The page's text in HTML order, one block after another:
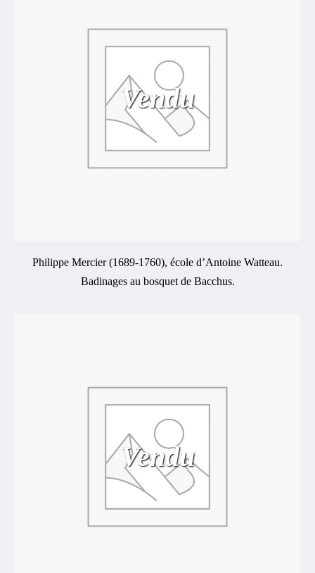
Vendu
Philippe Mercier (1689-1760), école d’Antoine Watteau.
Badinages au bosquet de Bacchus.
Vendu